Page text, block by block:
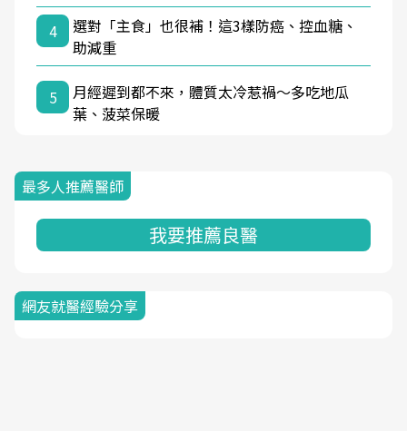
4
選對「主食」也很補！這3樣防癌、控血糖、
助減重
5
月經遲到都不來，體質太冷惹禍〜多吃地瓜
葉、菠菜保暖
最多人推薦醫師
我要推薦良醫
網友就醫經驗分享